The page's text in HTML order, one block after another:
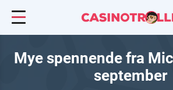
Mye spennende fra
september